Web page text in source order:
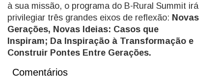
à sua missão, o programa do B-Rural Summit irá
privilegiar três grandes eixos de reflexão: Novas
Gerações, Novas Ideias: Casos que
Inspiram; Da Inspiração à Transformação e
Construir Pontes Entre Gerações.
Comentários